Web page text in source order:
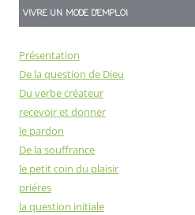
VIVRE UN MODE D’EMPLOI
Présentation
De la question de Dieu
Du verbe créateur
recevoir et donner
le pardon
De la souffrance
le petit coin du plaisir
priéres
la question initiale